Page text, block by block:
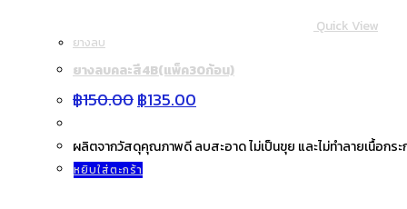
Quick View
ยางลบ
ยางลบคละสี4B(แพ็ค30ก้อน)
฿150.00Original
price
฿150.00.
฿135.00
price
฿135.00.
ผลิตจากวัสดุคุณภาพดี ลบสะอาด ไม่เป็นขุย และไม่ทำลายเนื้อกระ
หยิบใส่ตะกร้า